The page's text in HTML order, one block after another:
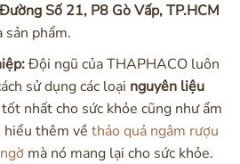
Số 21, P8 Gò Vấp, TP.HCM
phẩm.
Đội ngũ của THAPHACO luôn
sử dụng các loại nguyên liệu
nhất cho sức khỏe cũng như ẩm
thêm về thảo quả ngâm rượu
mà nó mang lại cho sức khỏe.